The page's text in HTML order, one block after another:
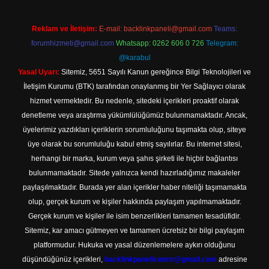
Reklam ve İletişim: E-mail: backlinkpaneli@gmail.com Teams:
forumhizmeti@gmail.com Whatsapp: 0262 606 0 726 Telegram:
@karabul
Yasal Uyarı: Sitemiz, 5651 Sayılı Kanun gereğince Bilgi Teknolojileri ve
İletişim Kurumu (BTK) tarafından onaylanmış bir Yer Sağlayıcı olarak
hizmet vermektedir. Bu nedenle, sitedeki içerikleri proaktif olarak
denetleme veya araştırma yükümlülüğümüz bulunmamaktadır. Ancak,
üyelerimiz yazdıkları içeriklerin sorumluluğunu taşımakta olup, siteye
üye olarak bu sorumluluğu kabul etmiş sayılırlar. Bu internet sitesi,
herhangi bir marka, kurum veya şahıs şirketi ile hiçbir bağlantısı
bulunmamaktadır. Sitede yalnızca kendi hazırladığımız makaleler
paylaşılmaktadır. Burada yer alan içerikler haber niteliği taşımamakta
olup, gerçek kurum ve kişiler hakkında paylaşım yapılmamaktadır.
Gerçek kurum ve kişiler ile isim benzerlikleri tamamen tesadüfidir.
Sitemiz, kar amacı gütmeyen ve tamamen ücretsiz bir bilgi paylaşım
platformudur. Hukuka ve yasal düzenlemelere aykırı olduğunu
düşündüğünüz içerikleri, backlinkpanelicomtr@gmail.com adresine